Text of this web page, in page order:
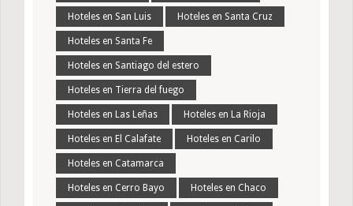
Hoteles en San Luis Hoteles en Santa Cruz
Hoteles en Santa Fe
Hoteles en Santiago del estero
Hoteles en Tierra del fuego
Hoteles en Las Leñas Hoteles en La Rioja
Hoteles en El Calafate Hoteles en Carilo
Hoteles en Catamarca
Hoteles en Cerro Bayo Hoteles en Chaco